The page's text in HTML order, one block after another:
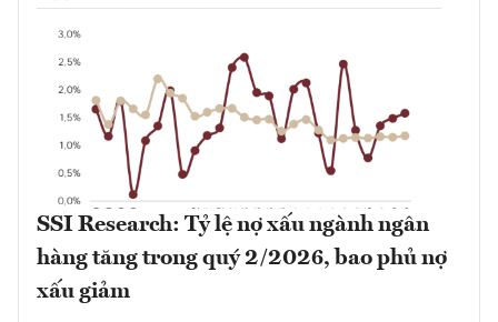
SSI Research: Tỷ lệ nợ xấu ngành ngân
hàng tăng trong quý 2/2026, bao phủ nợ
xấu giảm